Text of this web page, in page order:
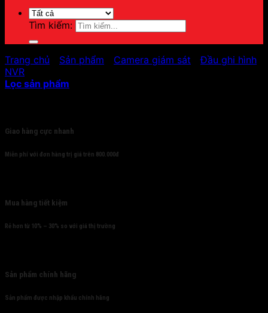
Tìm kiếm:
Trang chủ Sản phẩm Camera giám sát Đầu ghi hình
NVR
Lọc sản phẩm
Giao hàng cực nhanh
Miễn phí với đơn hàng trị giá trên 800.000đ
Mua hàng tiết kiệm
Rẻ hơn từ 10% – 30% so với giá thị trường
Sản phẩm chính hãng
Sản phẩm được nhập khẩu chính hãng